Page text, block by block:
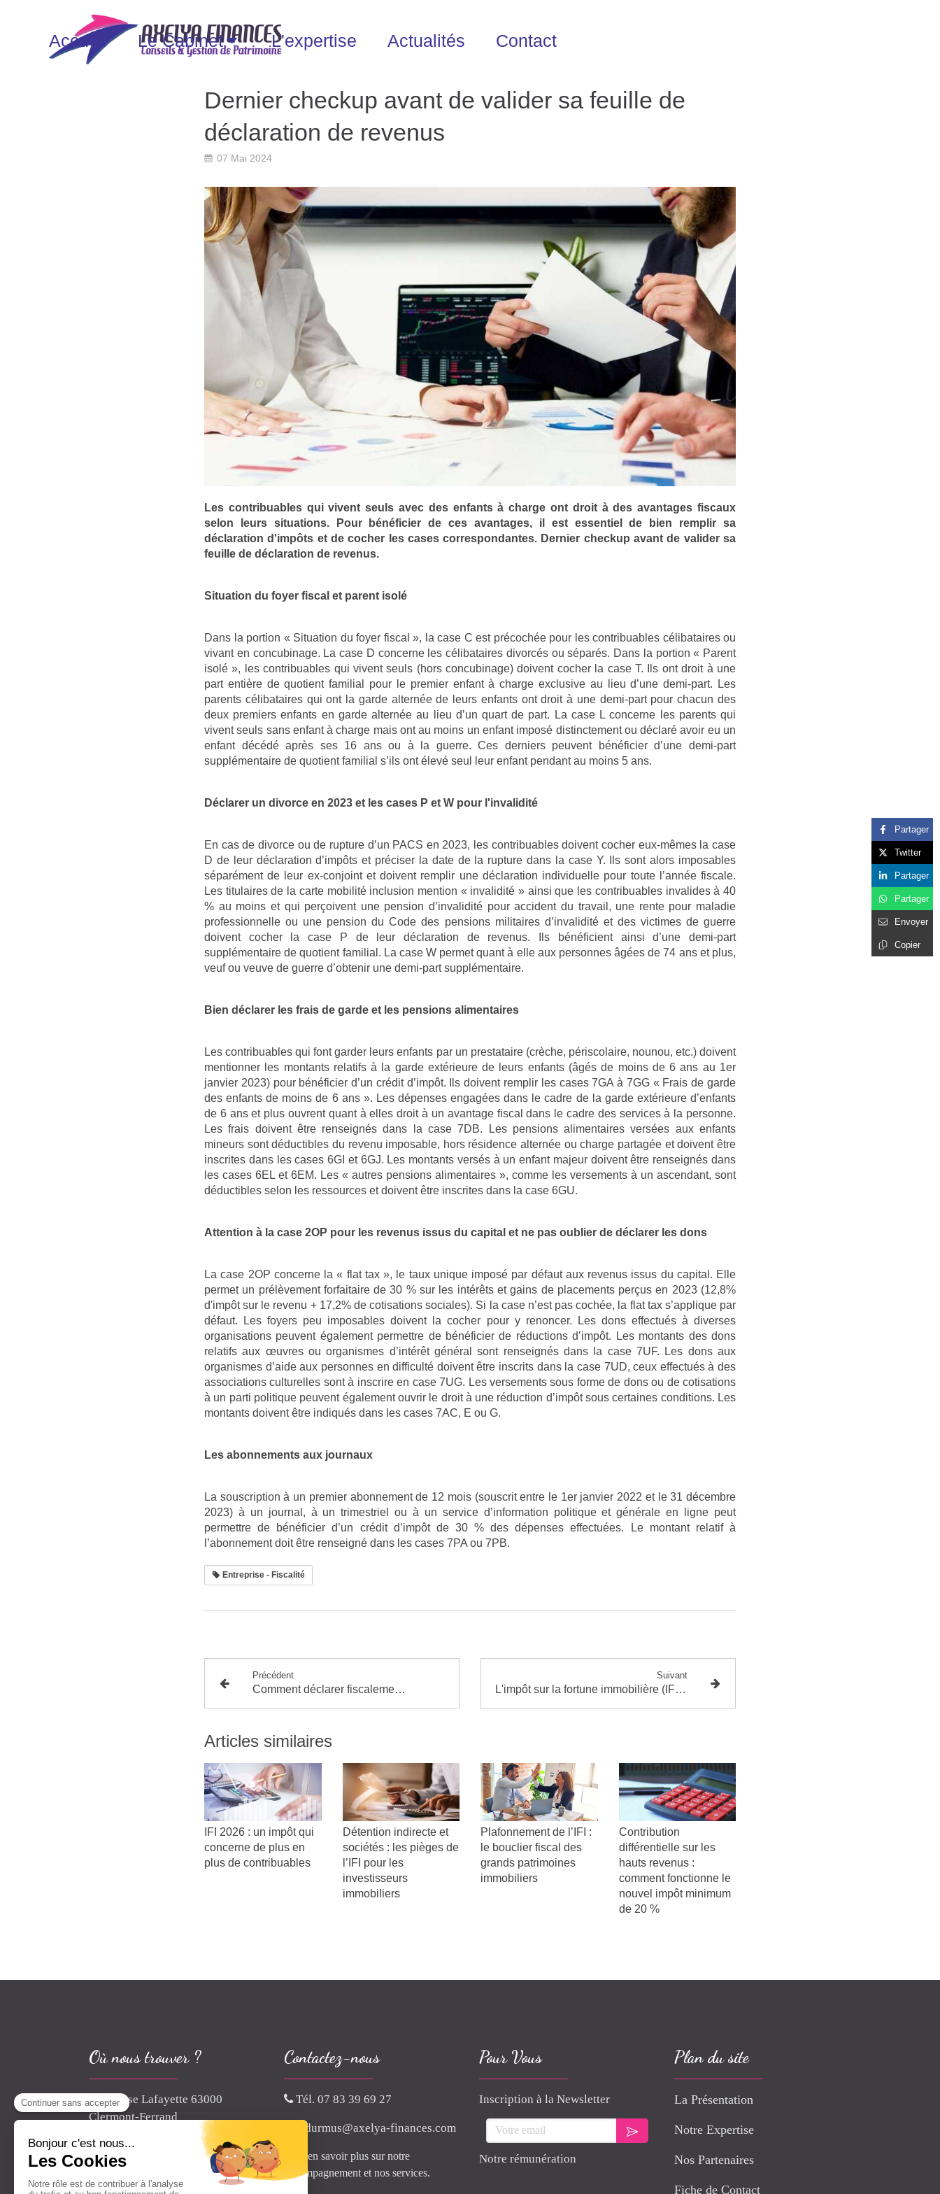
Accueil Le Cabinet L'expertise Actualités Contact
Dernier checkup avant de valider sa feuille de
déclaration de revenus
07 Mai 2024
Les contribuables qui vivent seuls avec des enfants à charge ont droit à des avantages fiscaux
selon leurs situations. Pour bénéficier de ces avantages, il est essentiel de bien remplir sa
déclaration d'impôts et de cocher les cases correspondantes. Dernier checkup avant de valider sa
feuille de déclaration de revenus.
Situation du foyer fiscal et parent isolé
Dans la portion « Situation du foyer fiscal », la case C est précochée pour les contribuables célibataires ou
vivant en concubinage. La case D concerne les célibataires divorcés ou séparés. Dans la portion « Parent
isolé », les contribuables qui vivent seuls (hors concubinage) doivent cocher la case T. Ils ont droit à une
part entière de quotient familial pour le premier enfant à charge exclusive au lieu d’une demi-part. Les
parents célibataires qui ont la garde alternée de leurs enfants ont droit à une demi-part pour chacun des
deux premiers enfants en garde alternée au lieu d’un quart de part. La case L concerne les parents qui
vivent seuls sans enfant à charge mais ont au moins un enfant imposé distinctement ou déclaré avoir eu un
enfant décédé après ses 16 ans ou à la guerre. Ces derniers peuvent bénéficier d’une demi-part
supplémentaire de quotient familial s’ils ont élevé seul leur enfant pendant au moins 5 ans.
Déclarer un divorce en 2023 et les cases P et W pour l'invalidité
En cas de divorce ou de rupture d’un PACS en 2023, les contribuables doivent cocher eux-mêmes la case
D de leur déclaration d’impôts et préciser la date de la rupture dans la case Y. Ils sont alors imposables
séparément de leur ex-conjoint et doivent remplir une déclaration individuelle pour toute l’année fiscale.
Les titulaires de la carte mobilité inclusion mention « invalidité » ainsi que les contribuables invalides à 40
% au moins et qui perçoivent une pension d’invalidité pour accident du travail, une rente pour maladie
professionnelle ou une pension du Code des pensions militaires d’invalidité et des victimes de guerre
doivent cocher la case P de leur déclaration de revenus. Ils bénéficient ainsi d’une demi-part
supplémentaire de quotient familial. La case W permet quant à elle aux personnes âgées de 74 ans et plus,
veuf ou veuve de guerre d’obtenir une demi-part supplémentaire.
Bien déclarer les frais de garde et les pensions alimentaires
Les contribuables qui font garder leurs enfants par un prestataire (crèche, périscolaire, nounou, etc.) doivent
mentionner les montants relatifs à la garde extérieure de leurs enfants (âgés de moins de 6 ans au 1er
janvier 2023) pour bénéficier d’un crédit d’impôt. Ils doivent remplir les cases 7GA à 7GG « Frais de garde
des enfants de moins de 6 ans ». Les dépenses engagées dans le cadre de la garde extérieure d’enfants
de 6 ans et plus ouvrent quant à elles droit à un avantage fiscal dans le cadre des services à la personne.
Les frais doivent être renseignés dans la case 7DB. Les pensions alimentaires versées aux enfants
mineurs sont déductibles du revenu imposable, hors résidence alternée ou charge partagée et doivent être
inscrites dans les cases 6GI et 6GJ. Les montants versés à un enfant majeur doivent être renseignés dans
les cases 6EL et 6EM. Les « autres pensions alimentaires », comme les versements à un ascendant, sont
déductibles selon les ressources et doivent être inscrites dans la case 6GU.
Attention à la case 2OP pour les revenus issus du capital et ne pas oublier de déclarer les dons
La case 2OP concerne la « flat tax », le taux unique imposé par défaut aux revenus issus du capital. Elle
permet un prélèvement forfaitaire de 30 % sur les intérêts et gains de placements perçus en 2023 (12,8%
d'impôt sur le revenu + 17,2% de cotisations sociales). Si la case n’est pas cochée, la flat tax s’applique par
défaut. Les foyers peu imposables doivent la cocher pour y renoncer. Les dons effectués à diverses
organisations peuvent également permettre de bénéficier de réductions d’impôt. Les montants des dons
relatifs aux œuvres ou organismes d’intérêt général sont renseignés dans la case 7UF. Les dons aux
organismes d’aide aux personnes en difficulté doivent être inscrits dans la case 7UD, ceux effectués à des
associations culturelles sont à inscrire en case 7UG. Les versements sous forme de dons ou de cotisations
à un parti politique peuvent également ouvrir le droit à une réduction d’impôt sous certaines conditions. Les
montants doivent être indiqués dans les cases 7AC, E ou G.
Les abonnements aux journaux
La souscription à un premier abonnement de 12 mois (souscrit entre le 1er janvier 2022 et le 31 décembre
2023) à un journal, à un trimestriel ou à un service d’information politique et générale en ligne peut
permettre de bénéficier d’un crédit d’impôt de 30 % des dépenses effectuées. Le montant relatif à
l’abonnement doit être renseigné dans les cases 7PA ou 7PB.
Entreprise - Fiscalité
Précédent
Comment déclarer fiscalement la nue-propriété ?
Suivant
L'impôt sur la fortune immobilière (IFI) en 2023 : qui sont les Français concernés ?
Articles similaires
IFI 2026 : un impôt qui
concerne de plus en
plus de contribuables
Détention indirecte et
sociétés : les pièges de
l’IFI pour les
investisseurs
immobiliers
Plafonnement de l’IFI :
le bouclier fiscal des
grands patrimoines
immobiliers
Contribution
différentielle sur les
hauts revenus :
comment fonctionne le
nouvel impôt minimum
de 20 %
Partager
Twitter
Partager
Partager
Envoyer
Copier
Où nous trouver ?
6 Impasse Lafayette 63000
Clermont-Ferrand
Contactez-nous
Tél. 07 83 39 69 27
r.durmus@axelya-finances.com
Pour en savoir plus sur notre
accompagnement et nos services.
Pour Vous
Inscription à la Newsletter
Votre email
Notre rémunération
Plan du site
La Présentation
Notre Expertise
Nos Partenaires
Fiche de Contact